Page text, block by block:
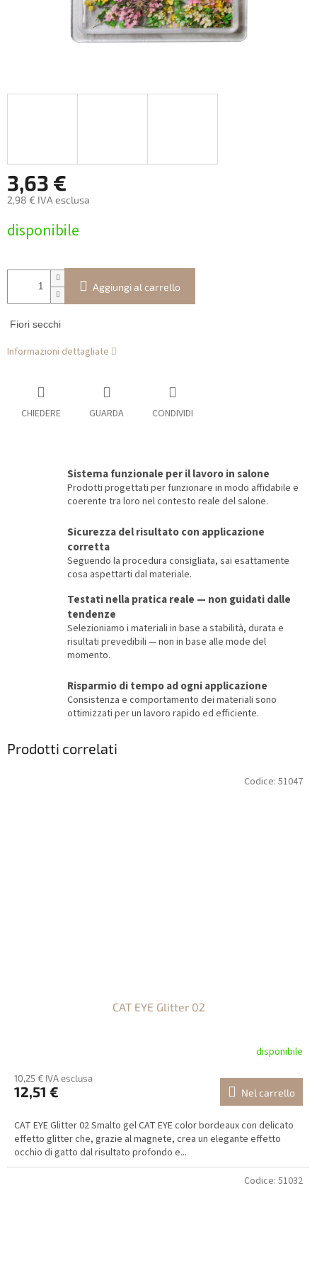
3,63 €
2,98 € IVA esclusa
della
disponibile
Aggiungi al carrello
Fiori secchi
Informazioni dettagliate
CHIEDERE GUARDA CONDIVIDI
Sistema funzionale per il lavoro in salone
Prodotti progettati per funzionare in modo affidabile e
coerente tra loro nel contesto reale del salone.
Sicurezza del risultato con applicazione
corretta
Seguendo la procedura consigliata, sai esattamente
cosa aspettarti dal materiale.
Testati nella pratica reale — non guidati dalle
tendenze
Selezioniamo i materiali in base a stabilità, durata e
risultati prevedibili — non in base alle mode del
momento.
Risparmio di tempo ad ogni applicazione
Consistenza e comportamento dei materiali sono
ottimizzati per un lavoro rapido ed efficiente.
Prodotti correlati
CAT EYE Glitter 02
disponibile
10,25 € IVA esclusa
12,51 € Nel carrello
CAT EYE Glitter 02 Smalto gel CAT EYE color bordeaux con delicato
effetto glitter che, grazie al magnete, crea un elegante effetto
occhio di gatto dal risultato profondo e...
Codice: 51047
Codice: 51032